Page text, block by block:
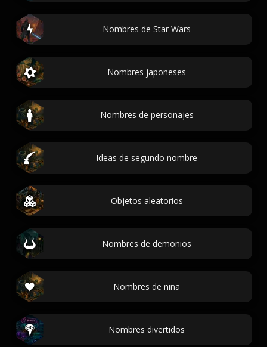
Nombres de Star Wars
Nombres japoneses
Nombres de personajes
Ideas de segundo nombre
Objetos aleatorios
Nombres de demonios
Nombres de niña
Nombres divertidos